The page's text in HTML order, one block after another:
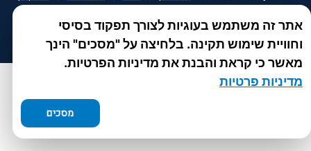
אתר זה משתמש בעוגיות לצורך תפקוד בסיסי
וחוויית שימוש תקינה. בלחיצה על "מסכים" הינך
מאשר כי קראת והבנת את מדיניות הפרטיות.
מדיניות פרטיות
מסכים
| ספאטון | ספיד גרון | יוטיפרו פלוס | קוקידנט |
DROPsept ®